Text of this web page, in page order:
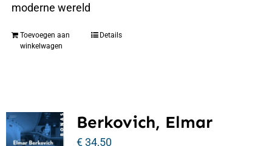
moderne wereld
Toevoegen aan
winkelwagen
Details
Berkovich, Elmar
€34,50